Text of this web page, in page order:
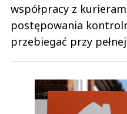
współpracy z
postępowania
przebiegać przy